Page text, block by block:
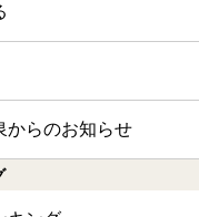
からのお知らせ